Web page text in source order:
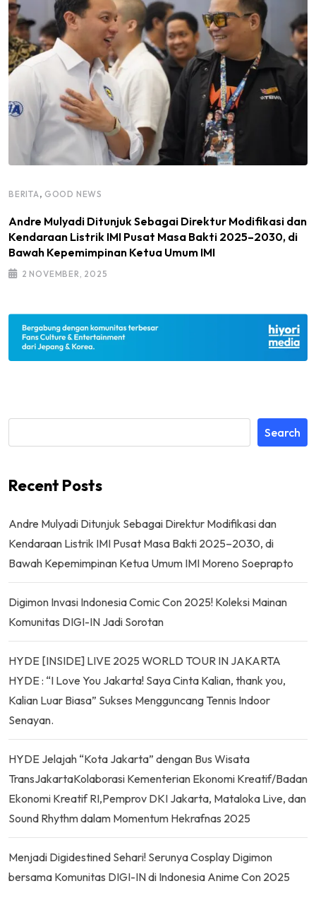
BERITA , GOOD NEWS
Andre Mulyadi Ditunjuk Sebagai Direktur Modifikasi dan
Kendaraan Listrik IMI Pusat Masa Bakti 2025–2030, di
Bawah Kepemimpinan Ketua Umum IMI
2 NOVEMBER, 2025
Search
Recent Posts
Andre Mulyadi Ditunjuk Sebagai Direktur Modifikasi dan
Kendaraan Listrik IMI Pusat Masa Bakti 2025–2030, di
Bawah Kepemimpinan Ketua Umum IMI Moreno Soeprapto
Digimon Invasi Indonesia Comic Con 2025! Koleksi Mainan
Komunitas DIGI-IN Jadi Sorotan
HYDE [INSIDE] LIVE 2025 WORLD TOUR IN JAKARTA
HYDE : “I Love You Jakarta! Saya Cinta Kalian, thank you,
Kalian Luar Biasa” Sukses Mengguncang Tennis Indoor
Senayan.
HYDE Jelajah “Kota Jakarta” dengan Bus Wisata
TransJakartaKolaborasi Kementerian Ekonomi Kreatif/Badan
Ekonomi Kreatif RI,Pemprov DKI Jakarta, Mataloka Live, dan
Sound Rhythm dalam Momentum Hekrafnas 2025
Menjadi Digidestined Sehari! Serunya Cosplay Digimon
bersama Komunitas DIGI-IN di Indonesia Anime Con 2025